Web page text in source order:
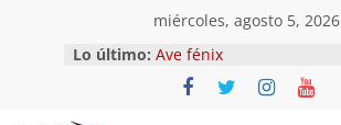
contenido
miércoles, agosto 5, 2026
Lo último: Ave fénix
¿Dios no existe?
First Time